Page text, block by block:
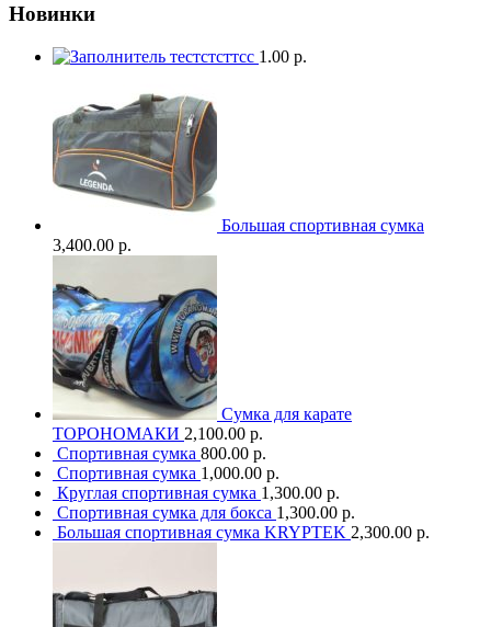
Новинки
тестстсттсс 1.00 р.
Большая спортивная сумка
3,400.00 р.
Сумка для карате
ТОРОНОМАКИ 2,100.00 р.
Спортивная сумка 800.00 р.
Спортивная сумка 1,000.00 р.
Круглая спортивная сумка 1,300.00 р.
Спортивная сумка для бокса 1,300.00 р.
Большая спортивная сумка KRYPTEK 2,300.00 р.